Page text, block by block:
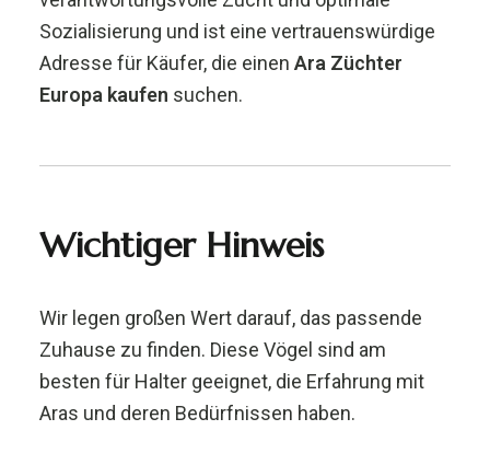
Sozialisierung und ist eine vertrauenswürdige
Adresse für Käufer, die einen Ara Züchter
Europa kaufen suchen.
Wichtiger Hinweis
Wir legen großen Wert darauf, das passende
Zuhause zu finden. Diese Vögel sind am
besten für Halter geeignet, die Erfahrung mit
Aras und deren Bedürfnissen haben.